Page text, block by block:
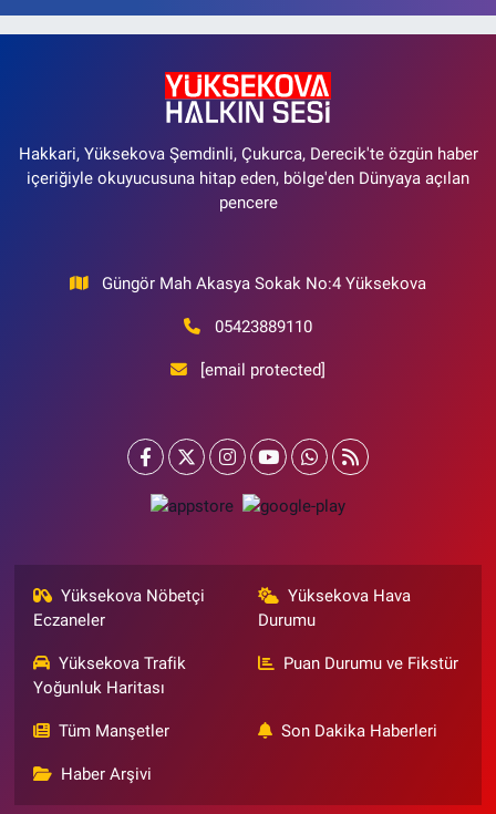
Hakkari, Yüksekova Şemdinli, Çukurca, Derecik'te özgün haber
içeriğiyle okuyucusuna hitap eden, bölge'den Dünyaya açılan
pencere
Güngör Mah Akasya Sokak No:4 Yüksekova
05423889110
[email protected]
Yüksekova Nöbetçi
Eczaneler
Yüksekova Hava
Durumu
Yüksekova Trafik
Yoğunluk Haritası
Puan Durumu ve Fikstür
Tüm Manşetler Son Dakika Haberleri
Haber Arşivi